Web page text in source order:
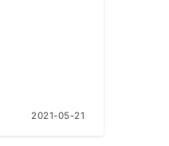
2021-05-21